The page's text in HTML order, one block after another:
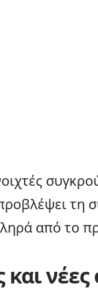
τη
από το